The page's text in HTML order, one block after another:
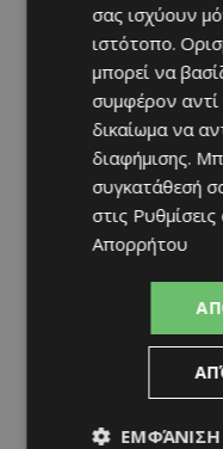
σας ισχύουν
ιστότοπο.
μπορεί να
συμφέρον αντί
δικαίωμα να
διαφήμισης.
συγκατάθεσή
στις
Απορρήτου